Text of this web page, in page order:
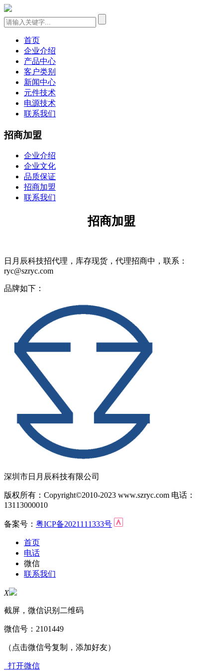
首页
企业介绍
产品中心
客户类别
新闻中心
元件技术
电源技术
联系我们
招商加盟
企业介绍
企业文化
品质保证
招商加盟
联系我们
招商加盟
日月辰科技招代理，库存现货，代理招商中，联系：
ryc@szryc.com
品牌如下：
深圳市日月辰科技有限公司
版权所有：Copyright©2010-2023 www.szryc.com 电话：
13113000010
备案号： 粤ICP备2021111333号
首页
电话
微信
联系我们
X
截屏，微信识别二维码
微信号： 2101449
（点击微信号复制，添加好友）
打开微信